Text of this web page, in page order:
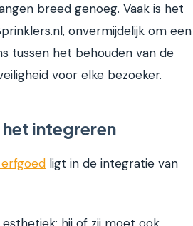
breed genoeg. Vaak is het
onvermijdelijk om een
tussen het behouden van de
voor elke bezoeker.
het integreren
ligt in de integratie van